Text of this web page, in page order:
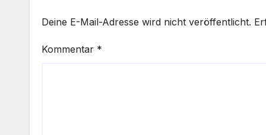
Deine E-Mail-Adresse wird nicht veröffentlicht.
Kommentar *